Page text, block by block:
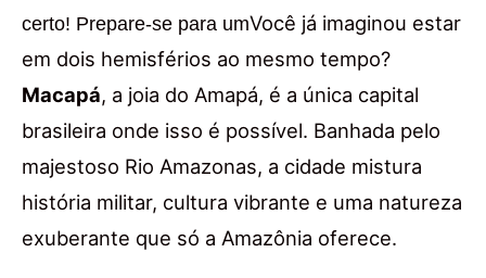
certo! Prepare-se para umVocê já imaginou estar
em dois hemisférios ao mesmo tempo?
Macapá, a joia do Amapá, é a única capital
brasileira onde isso é possível. Banhada pelo
majestoso Rio Amazonas, a cidade mistura
história militar, cultura vibrante e uma natureza
exuberante que só a Amazônia oferece.